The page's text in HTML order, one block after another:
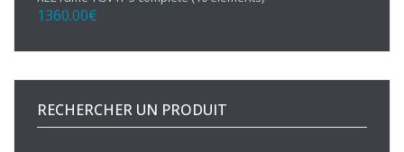
1360.00€
RECHERCHER UN PRODUIT